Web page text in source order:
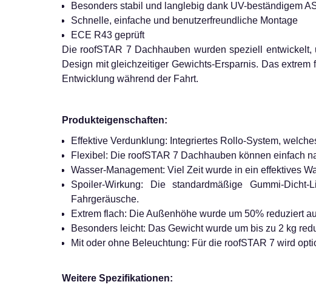
Besonders stabil und langlebig dank UV-beständigem
Schnelle, einfache und benutzerfreundliche Montage
ECE R43 geprüft
Die roofSTAR 7 Dachhauben wurden speziell
Design mit gleichzeitiger Gewichts-Ersparnis. Das
Entwicklung während der Fahrt.
Produkteigenschaften:
Effektive Verdunklung: Integriertes Rollo-System,
Flexibel: Die roofSTAR 7 Dachhauben können einfach
Wasser-Management: Viel Zeit wurde in ein effektives
Spoiler-Wirkung: Die standardmäßige Gummi-
Fahrgeräusche.
Extrem flach: Die Außenhöhe wurde um 50% reduziert
Besonders leicht: Das Gewicht wurde um bis zu 2 kg
Mit oder ohne Beleuchtung: Für die roofSTAR 7 wird
Weitere Spezifikationen: